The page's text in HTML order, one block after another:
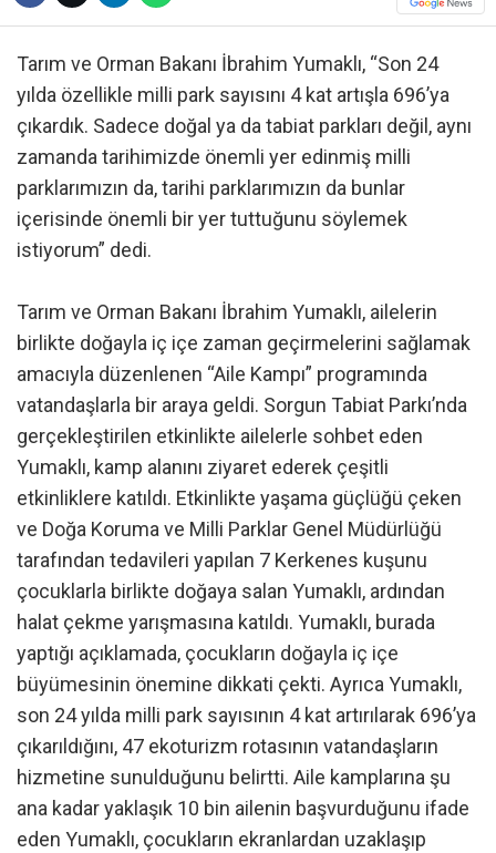
Tarım ve Orman Bakanı İbrahim Yumaklı, “Son 24
yılda özellikle milli park sayısını 4 kat artışla 696’ya
çıkardık. Sadece doğal ya da tabiat parkları değil, aynı
zamanda tarihimizde önemli yer edinmiş milli
parklarımızın da, tarihi parklarımızın da bunlar
içerisinde önemli bir yer tuttuğunu söylemek
istiyorum” dedi.
Tarım ve Orman Bakanı İbrahim Yumaklı, ailelerin
birlikte doğayla iç içe zaman geçirmelerini sağlamak
amacıyla düzenlenen “Aile Kampı” programında
vatandaşlarla bir araya geldi. Sorgun Tabiat Parkı’nda
gerçekleştirilen etkinlikte ailelerle sohbet eden
Yumaklı, kamp alanını ziyaret ederek çeşitli
etkinliklere katıldı. Etkinlikte yaşama güçlüğü çeken
ve Doğa Koruma ve Milli Parklar Genel Müdürlüğü
tarafından tedavileri yapılan 7 Kerkenes kuşunu
çocuklarla birlikte doğaya salan Yumaklı, ardından
halat çekme yarışmasına katıldı. Yumaklı, burada
yaptığı açıklamada, çocukların doğayla iç içe
büyümesinin önemine dikkati çekti. Ayrıca Yumaklı,
son 24 yılda milli park sayısının 4 kat artırılarak 696’ya
çıkarıldığını, 47 ekoturizm rotasının vatandaşların
hizmetine sunulduğunu belirtti. Aile kamplarına şu
ana kadar yaklaşık 10 bin ailenin başvurduğunu ifade
eden Yumaklı, çocukların ekranlardan uzaklaşıp